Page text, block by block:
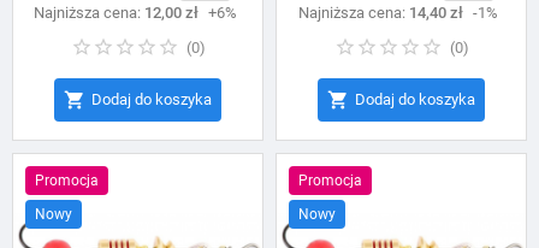
podstawowa
Najniższa cena: 12,00 zł +6%
(0)
 Dodaj do koszyka
podstawowa
Najniższa cena: 14,40 zł -1%
(0)
 Dodaj do koszyka
Promocja
Nowy
Promocja
Nowy